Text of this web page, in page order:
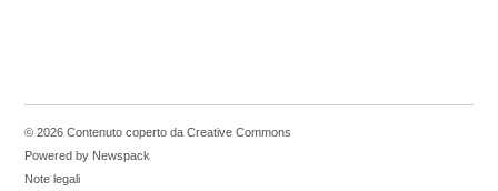
© 2026 Contenuto coperto da Creative Commons
Powered by Newspack
Note legali